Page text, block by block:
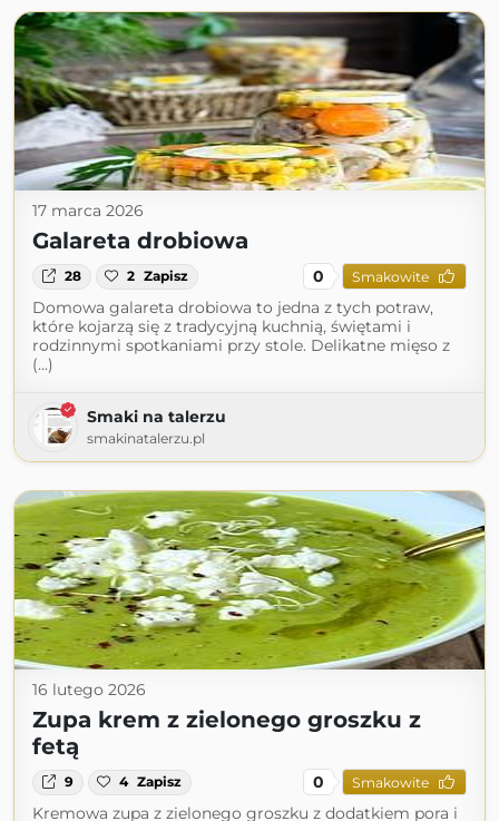
17 marca 2026
Galareta drobiowa
28 2 Zapisz 0 Smakowite
Domowa galareta drobiowa to jedna z tych potraw,
które kojarzą się z tradycyjną kuchnią, świętami i
rodzinnymi spotkaniami przy stole. Delikatne mięso z
(...)
Smaki na talerzu
smakinatalerzu.pl
16 lutego 2026
Zupa krem z zielonego groszku z
fetą
9 4 Zapisz 0 Smakowite
Kremowa zupa z zielonego groszku z dodatkiem pora i